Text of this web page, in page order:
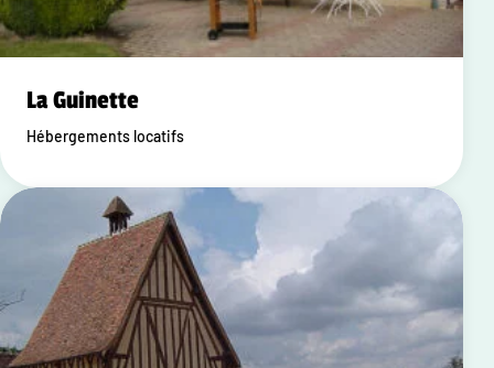
La Guinette
Hébergements locatifs